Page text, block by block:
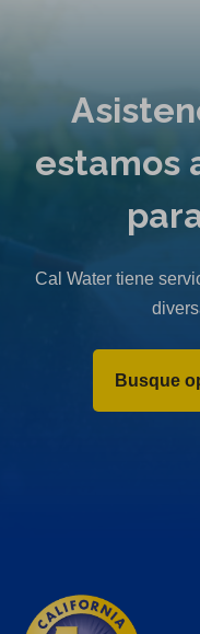
estamos
Cal Water tiene
Busque